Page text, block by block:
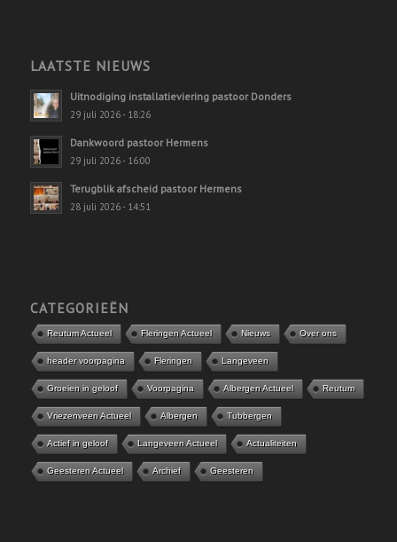
LAATSTE NIEUWS
Uitnodiging installatieviering pastoor Donders
29 juli 2026 - 18:26
Dankwoord pastoor Hermens
29 juli 2026 - 16:00
Terugblik afscheid pastoor Hermens
28 juli 2026 - 14:51
CATEGORIEËN
Reutum Actueel Fleringen Actueel Nieuws Over ons
header voorpagina Fleringen Langeveen
Groeien in geloof Voorpagina Albergen Actueel Reutum
Vriezenveen Actueel Albergen Tubbergen
Actief in geloof Langeveen Actueel Actualiteiten
Geesteren Actueel Archief Geesteren